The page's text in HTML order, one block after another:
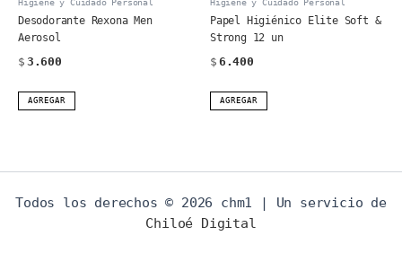
Desodorante Rexona Men
Aerosol
$ 3.600
AGREGAR
Papel Higiénico Elite Soft &
Strong 12 un
$ 6.400
AGREGAR
Todos los derechos © 2026 chm1 | Un servicio de
Chiloé Digital